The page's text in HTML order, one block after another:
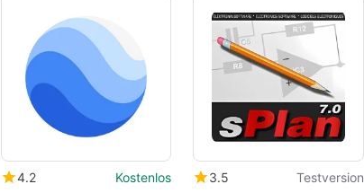
4.2 Kostenlos 3.5 Testversion